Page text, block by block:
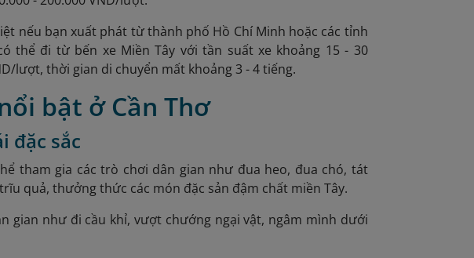
nếu bạn xuất phát từ thành phố Hồ Chí Minh hoặc các tỉnh
thể đi từ bến xe Miền Tây với tần suất xe khoảng 15 - 30
lượt, thời gian di chuyển mất khoảng 3 - 4 tiếng.
bật ở Cần Thơ
đặc sắc
tham gia các trò chơi dân gian như đua heo, đua chó, tát
quả, thưởng thức các món đặc sản đậm chất miền Tây.
gian như đi cầu khỉ, vượt chướng ngại vật, ngâm mình dưới